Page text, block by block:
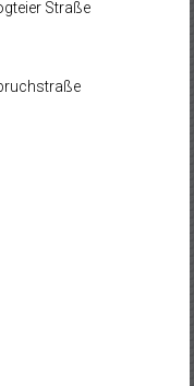
Straße